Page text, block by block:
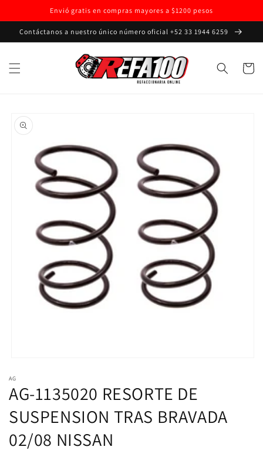
directamente
al contenido
Envió gratis en compras mayores a $1200 pesos
Contáctanos a nuestro único número oficial +52 33 1944 6259
Carrito
a la
información
del producto
multimedia
1
en
ventana
modal
AG
AG-1135020 RESORTE DE
SUSPENSION TRAS BRAVADA
02/08 NISSAN